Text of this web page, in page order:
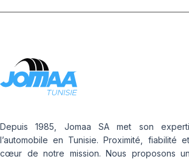
Depuis 1985, Jomaa SA met son
l’automobile en Tunisie. Proximité, fiabilité
cœur de notre mission. Nous proposons